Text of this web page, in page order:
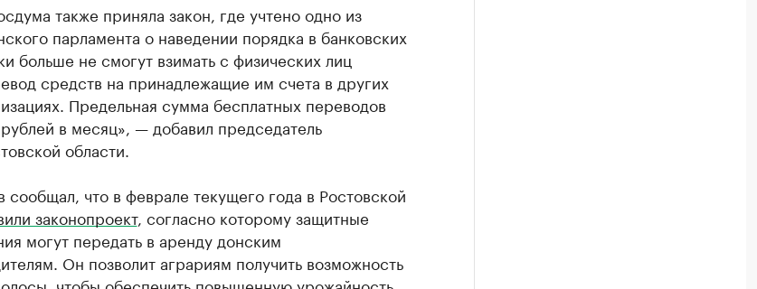
также приняла закон, где учтено одно из
парламента о наведении порядка в банковских
больше не смогут взимать с физических лиц
средств на принадлежащие им счета в других
Предельная сумма бесплатных переводов
в месяц», — добавил председатель
области.
сообщал, что в феврале текущего года в Ростовской
законопроект, согласно которому защитные
могут передать в аренду донским
Он позволит аграриям получить возможность